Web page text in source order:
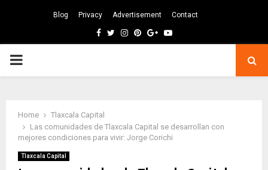
Blog Privacy Advertisement Contact
Facebook
TwitterInstagram
Pinterest
GoogleYoutube
PRIMARY
Home
Tlaxcala Capital
Las comunidades de Tlaxcala Capital se desarrollan con
mejores condiciones para vivir: Jorge Corichi
Tlaxcala Capital